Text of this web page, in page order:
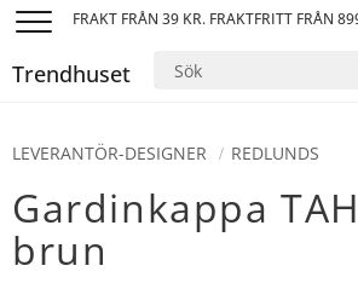
FRAKT FRÅN 39 KR. FRAKTFRITT FRÅN
Trendhuset
LEVERANTÖR-DESIGNER REDLUNDS
Gardinkappa
brun